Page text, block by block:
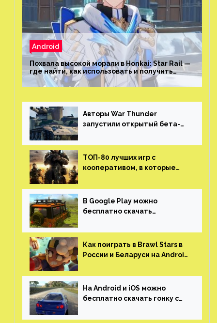
Android
Похвала высокой морали в Honkai: Star Rail —
где найти, как использовать и получить
скрытые достижения
Авторы War Thunder
запустили открытый бета-
трейлер и скриншоты
ТОП-80 лучших игр с
кооперативом, в которые
(никаких MMO)
В Google Play можно
бесплатно скачать
открытым миром, прокачкой,
гонками и тюнингом машины
Как поиграть в Brawl Stars в
России и Беларуси на Android
На Android и iOS можно
бесплатно скачать гонку с
который больше, чем в